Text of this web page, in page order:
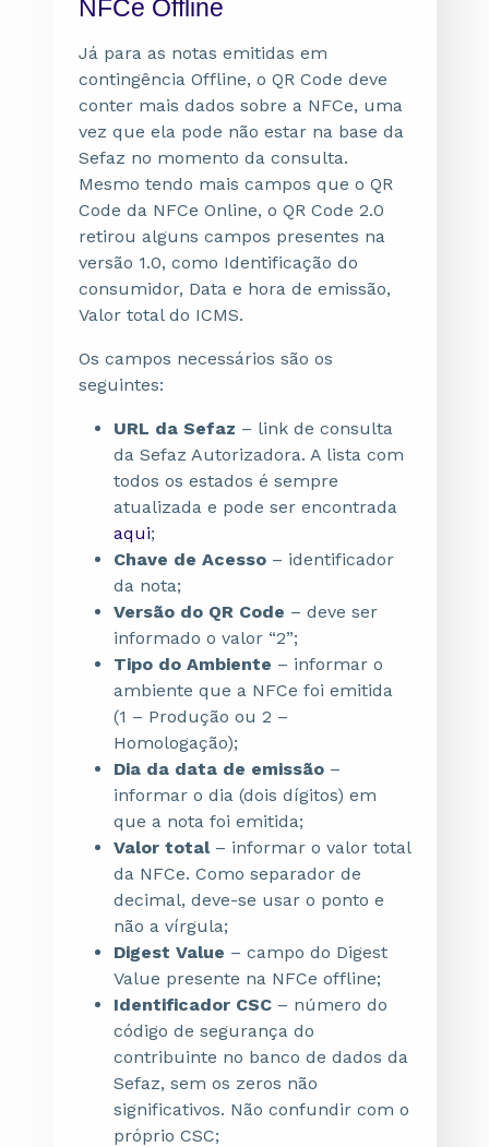
NFCe Offline
Já para as notas emitidas em
contingência Offline, o QR Code deve
conter mais dados sobre a NFCe, uma
vez que ela pode não estar na base da
Sefaz no momento da consulta.
Mesmo tendo mais campos que o QR
Code da NFCe Online, o QR Code 2.0
retirou alguns campos presentes na
versão 1.0, como Identificação do
consumidor, Data e hora de emissão,
Valor total do ICMS.
Os campos necessários são os
seguintes:
URL da Sefaz – link de consulta
da Sefaz Autorizadora. A lista com
todos os estados é sempre
atualizada e pode ser encontrada
aqui;
Chave de Acesso – identificador
da nota;
Versão do QR Code – deve ser
informado o valor “2”;
Tipo do Ambiente – informar o
ambiente que a NFCe foi emitida
(1 – Produção ou 2 –
Homologação);
Dia da data de emissão –
informar o dia (dois dígitos) em
que a nota foi emitida;
Valor total– informar o valor total
da NFCe. Como separador de
decimal, deve-se usar o ponto e
não a vírgula;
Digest Value – campo do Digest
Value presente na NFCe offline;
Identificador CSC – número do
código de segurança do
contribuinte no banco de dados da
Sefaz, sem os zeros não
significativos. Não confundir com o
próprio CSC;